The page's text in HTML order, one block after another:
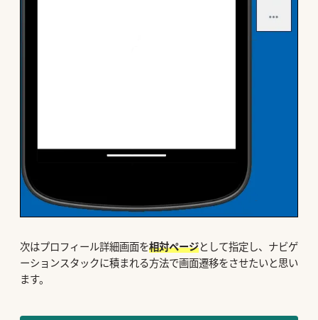
次はプロフィール詳細画面を相対ページとして指定し、ナビゲ
ーションスタックに積まれる方法で画面遷移をさせたいと思い
ます。